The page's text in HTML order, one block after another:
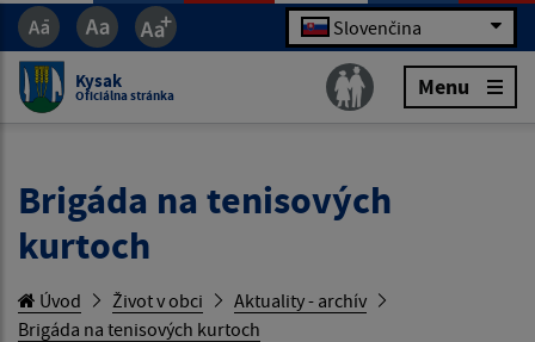
Slovenčina
Kysak
Oficiálna stránka Menu
Brigáda na tenisových
kurtoch
Úvod Život v obci
Aktuality - archív
Brigáda na tenisových kurtoch